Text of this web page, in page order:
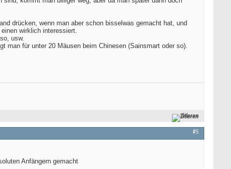
drücken, wenn man aber schon bisselwas gemacht hat, und
wirklich interessiert.
usw.
man für unter 20 Mäusen beim Chinesen (Sainsmart oder so).
Zitieren
#5
Anfängern gemacht